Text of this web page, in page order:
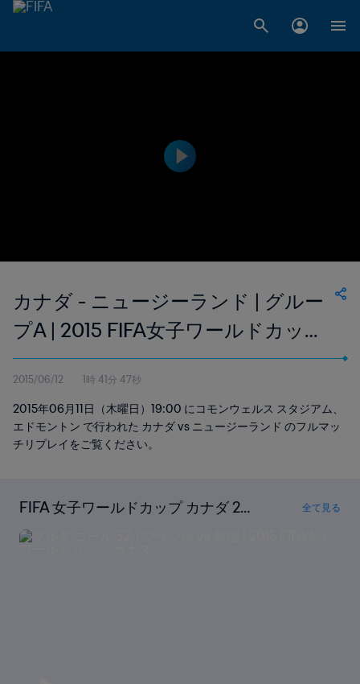
カナダ - ニュージーランド | グルー
プA | 2015 FIFA女子ワールドカップ
カナダ | ハイライト
2015/06/12 1時 41分 47秒
2015年06月11日（木曜日）19:00 にコモンウェルス スタジアム、
エドモントン で行われた カナダ vs ニュージーランド のフルマッ
チリプレイをご覧ください。
FIFA 女子ワールドカップ カナダ 201
5の全ゴールを見る
全て見る